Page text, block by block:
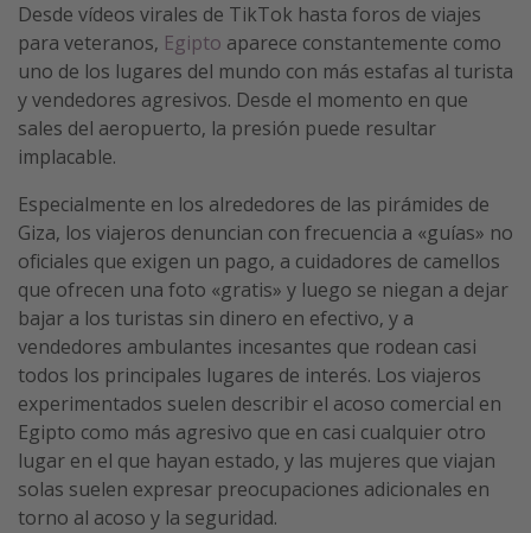
Desde vídeos virales de TikTok hasta foros de viajes
para veteranos, Egipto aparece constantemente como
uno de los lugares del mundo con más estafas al turista
y vendedores agresivos. Desde el momento en que
sales del aeropuerto, la presión puede resultar
implacable.
Especialmente en los alrededores de las pirámides de
Giza, los viajeros denuncian con frecuencia a «guías» no
oficiales que exigen un pago, a cuidadores de camellos
que ofrecen una foto «gratis» y luego se niegan a dejar
bajar a los turistas sin dinero en efectivo, y a
vendedores ambulantes incesantes que rodean casi
todos los principales lugares de interés. Los viajeros
experimentados suelen describir el acoso comercial en
Egipto como más agresivo que en casi cualquier otro
lugar en el que hayan estado, y las mujeres que viajan
solas suelen expresar preocupaciones adicionales en
torno al acoso y la seguridad.